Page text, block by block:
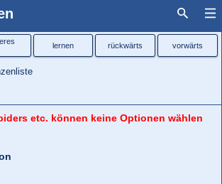
lernen rückwärts vorwärts
etc. können keine Optionen wählen